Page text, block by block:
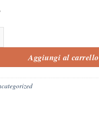
160mg quantità
Aggiungi al carrello